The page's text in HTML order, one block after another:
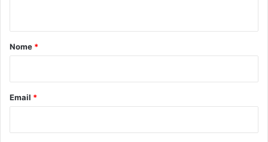
r
*
Nome *
Email *